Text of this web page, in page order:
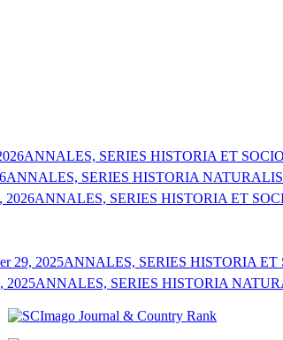
ANNALES, SERIES HISTORIA ET
ANNALES, SERIES HISTORIA NATURALIS
2026ANNALES, SERIES HISTORIA ET
29, 2025ANNALES, SERIES HISTORIA ET
2025ANNALES, SERIES HISTORIA